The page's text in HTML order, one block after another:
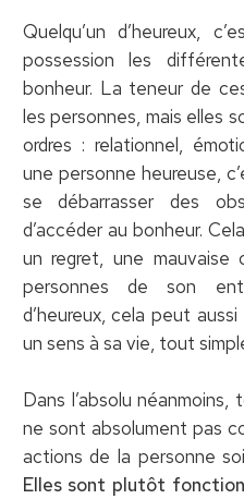
Quelqu’un d’heureux,
possession les
bonheur. La teneur de
les personnes, mais elles
ordres : relationnel,
une personne heureuse,
se débarrasser des
d’accéder au bonheur.
un regret, une mauvaise
personnes de son
d’heureux, cela peut
un sens à sa vie, tout
Dans l’absolu
ne sont absolument pas
actions de la personne
Elles sont plutôt